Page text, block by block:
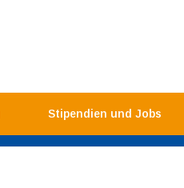
Stipendien und Jobs